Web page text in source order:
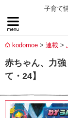
子育て
kodomoe 連載
赤ちゃん、力
て・24】